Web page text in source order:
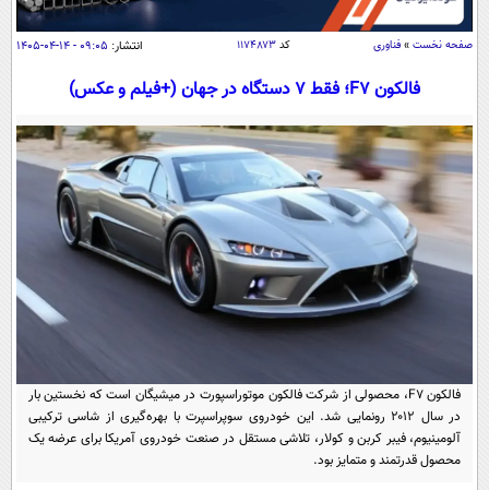
اقتصاد
اقتصادی
جامعه
حوادث
سلامت
یک برش دانایی
محیط زیست
سفر و تفریح
بین الملل
سیاست خارجی
فرهنگ و هنر
علم و دانش
فناوری و It
علمی
قرآن
گوناگون
سرگرمی
باشگاه مغز
مجله تصویری سلاح
فیلم
ورزش
عصر ایران 2
خواندنی ها و دیدنی ها
آموزش زبان
صفحه نخست » فناوری کد ۱۱۷۴۸۷۳ انتشار: ۰۹:۰۵ - ۱۴-۰۴-۱۴۰۵
فالکون F7؛ فقط 7 دستگاه در جهان (+فیلم و عکس)
فالکون F7، محصولی از شرکت فالکون موتوراسپورت در میشیگان است که نخستین بار
در سال ۲۰۱۲ رونمایی شد. این خودروی سوپراسپرت با بهره‌گیری از شاسی ترکیبی
آلومینیوم، فیبر کربن و کولار، تلاشی مستقل در صنعت خودروی آمریکا برای عرضه یک
محصول قدرتمند و متمایز بود.